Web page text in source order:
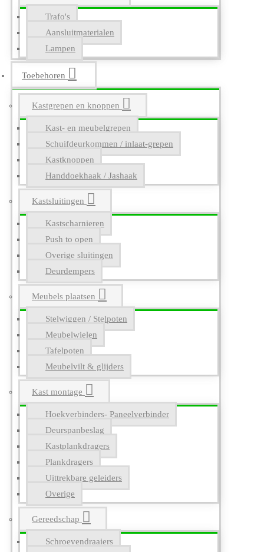
Trafo's
Aansluitmaterialen
Lampen
Toebehoren
Kastgrepen en knoppen
Kast- en meubelgrepen
Schuifdeurkommen / inlaat-grepen
Kastknoppen
Handdoekhaak / Jashaak
Kastsluitingen
Kastscharnieren
Push to open
Overige sluitingen
Deurdempers
Meubels plaatsen
Stelwiggen / Stelpoten
Meubelwielen
Tafelpoten
Meubelvilt & glijders
Kast montage
Hoekverbinders- Paneelverbinder
Deurspanbeslag
Kastplankdragers
Plankdragers
Uittrekbare geleiders
Overige
Gereedschap
Schroevendraaiers